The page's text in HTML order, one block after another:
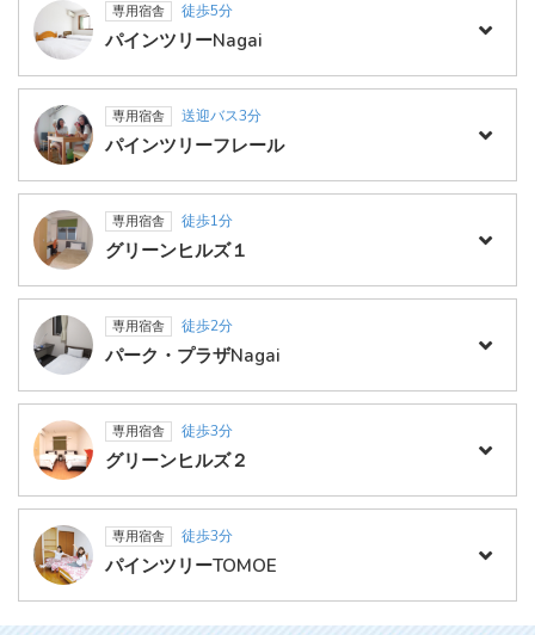
専用宿舎 徒歩5分
パインツリーNagai
専用宿舎 送迎バス3分
パインツリーフレール
専用宿舎 徒歩1分
グリーンヒルズ１
専用宿舎 徒歩2分
パーク・プラザNagai
専用宿舎 徒歩3分
グリーンヒルズ２
専用宿舎 徒歩3分
パインツリーTOMOE